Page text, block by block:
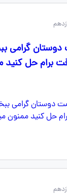
گرامی
برام حل